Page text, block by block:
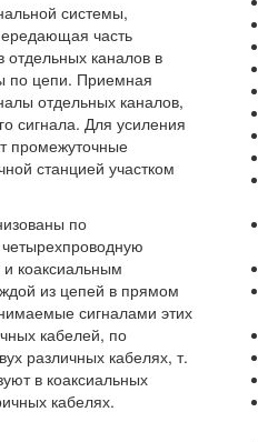
системы,
часть
отдельных каналов в
по цепи. Приемная
отдельных каналов,
сигнала. Для усиления
промежуточные
станцией участком
по
коаксиальным
из цепей в прямом
сигналами этих
кабелей, по
различных кабелях, т.
в коаксиальных
кабелях.